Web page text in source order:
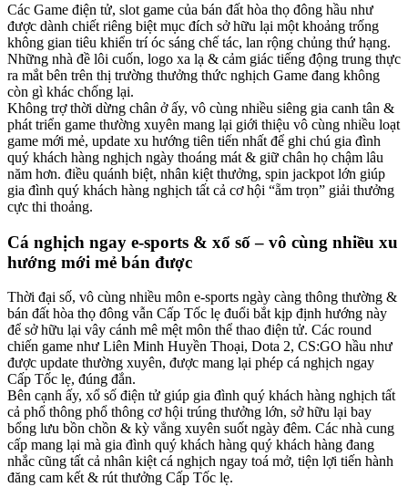
Các Game điện tử, slot game của bán đất hòa thọ đông hầu như
được dành chiết riêng biệt mục đích sở hữu lại một khoảng trống
không gian tiêu khiển trí óc sáng chế tác, lan rộng chủng thứ hạng.
Những nhà đề lôi cuốn, logo xa lạ & cảm giác tiếng động trung thực
ra mắt bên trên thị trường thưởng thức nghịch Game đang không
còn gì khác chống lại.
Không trợ thời dừng chân ở ấy, vô cùng nhiều siêng gia canh tân &
phát triển game thường xuyên mang lại giới thiệu vô cùng nhiều loạt
game mới mẻ, update xu hướng tiên tiến nhất để ghi chú gia đình
quý khách hàng nghịch ngày thoáng mát & giữ chân họ chậm lâu
năm hơn. điều quánh biệt, nhân kiệt thưởng, spin jackpot lớn giúp
gia đình quý khách hàng nghịch tất cả cơ hội “ẵm trọn” giải thưởng
cực thi thoảng.
Cá nghịch ngay e-sports & xổ số – vô cùng nhiều xu
hướng mới mẻ bán được
Thời đại số, vô cùng nhiều môn e-sports ngày càng thông thường &
bán đất hòa thọ đông vẫn Cấp Tốc lẹ đuổi bắt kịp định hướng này
để sở hữu lại vây cánh mê mệt môn thể thao điện tử. Các round
chiến game như Liên Minh Huyền Thoại, Dota 2, CS:GO hầu như
được update thường xuyên, được mang lại phép cá nghịch ngay
Cấp Tốc lẹ, đúng đắn.
Bên cạnh ấy, xổ số điện tử giúp gia đình quý khách hàng nghịch tất
cả phổ thông phổ thông cơ hội trúng thưởng lớn, sở hữu lại bay
bổng lưu bồn chồn & kỳ vẳng xuyên suốt ngày đêm. Các nhà cung
cấp mang lại mà gia đình quý khách hàng quý khách hàng đang
nhắc cũng tất cả nhân kiệt cá nghịch ngay toá mở, tiện lợi tiến hành
đăng cam kết & rút thưởng Cấp Tốc lẹ.